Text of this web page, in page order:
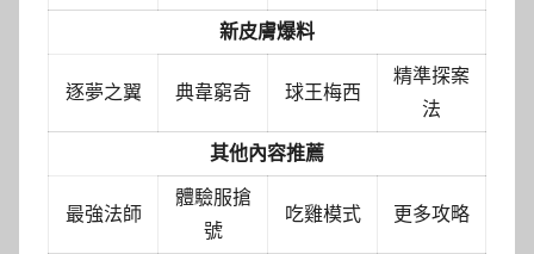
新皮膚爆料
逐夢之翼 典韋窮奇 球王梅西
精準探案
法
其他內容推薦
最強法師
體驗服搶
號
吃雞模式 更多攻略